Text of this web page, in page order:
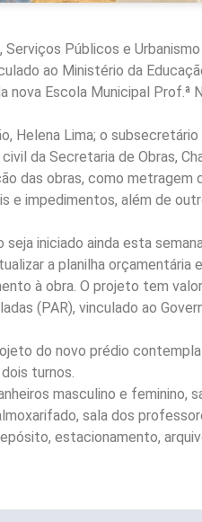
Públicos e
ao Ministério da
Escola Municipal Prof.ª
Helena Lima; o subsecretário
da Secretaria de Obras,
das obras, como metragem
e impedimentos, além de
iniciado ainda esta
a planilha orçamentária
à obra. O projeto tem
(PAR), vinculado ao
do novo prédio
turnos.
masculino e feminino,
sala dos
estacionamento,